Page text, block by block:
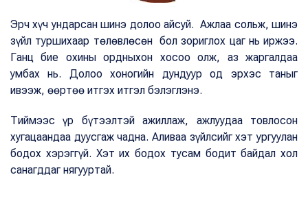
Эрч хүч ундарсан шинэ долоо айсуй. Ажлаа сольж, шинэ
зүйл туршихаар төлөвлөсөн бол зориглох цаг нь иржээ.
Ганц бие охины ордныхон хосоо олж, аз жаргалдаа
умбах нь. Долоо хоногийн дундуур од эрхэс таныг
ивээж, өөртөө итгэх итгэл бэлэглэнэ.
Тиймээс үр бүтээлтэй ажиллаж, ажлуудаа товлосон
хугацаандаа дуусгаж чадна. Аливаа зүйлсийг хэт ургуулан
бодох хэрэггүй. Хэт их бодох тусам бодит байдал хол
санагддаг нягууртай.